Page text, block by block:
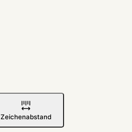
Zeichenabstand